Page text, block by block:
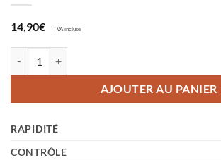
14,90€ TVA incluse
AJOUTER AU PANIER
RAPIDITÉ
CONTRÔLE